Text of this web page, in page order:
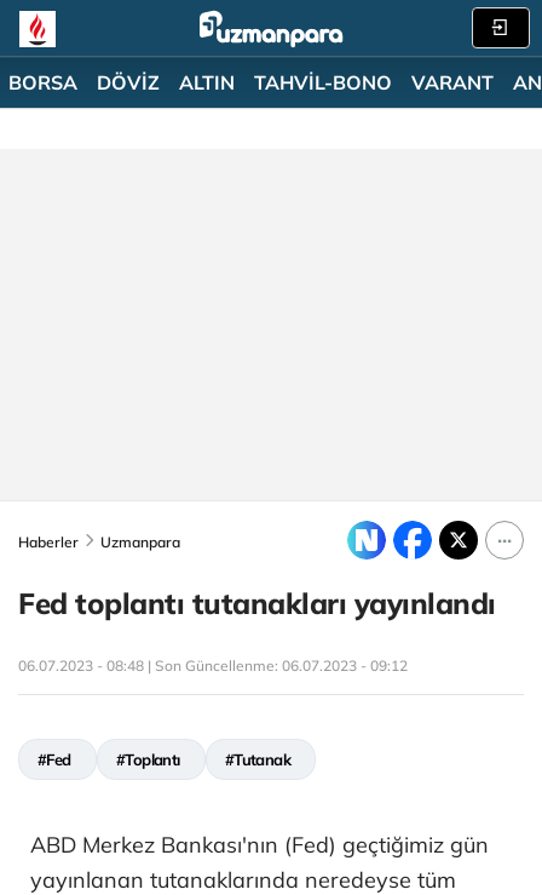
BORSA DÖVİZ ALTIN TAHVİL-BONO VARANT
Haberler Uzmanpara
Fed toplantı tutanakları yayınlandı
06.07.2023 - 08:48 | Son Güncellenme: 06.07.2023 - 09:12
#Fed #Toplantı #Tutanak
ABD Merkez Bankası'nın (Fed) geçtiğimiz gün
yayınlanan tutanaklarında neredeyse tüm